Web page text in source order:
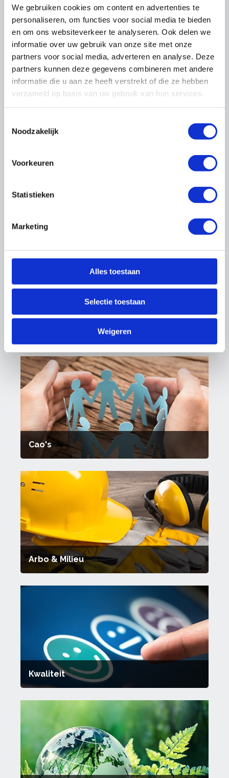
We gebruiken cookies om content en advertenties te
personaliseren, om functies voor social media te bieden
en om ons websiteverkeer te analyseren. Ook delen we
informatie over uw gebruik van onze site met onze
partners voor social media, adverteren en analyse. Deze
partners kunnen deze gegevens combineren met andere
informatie die u aan ze heeft verstrekt of die ze hebben
verzameld op basis van uw gebruik van hun services.
Noodzakelijk
Voorkeuren
Statistieken
Marketing
Alles toestaan
Selectie toestaan
Weigeren
bedrijven én hbo’ers vooruit
coördinatoren duurzaamheid: in tijden van
jongeren te binden aan de sector,
recruitmentpartner Building Heroes een
tweejarig traineeship voor afgestudeerde
inmiddels bij lidbedrijven aan de slag!
Cao's
Arbo & Milieu
Kwaliteit